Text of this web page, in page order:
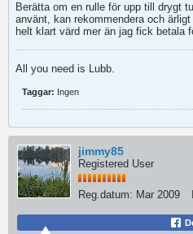
Berätta om en rulle för upp till drygt
använt, kan rekommendera och
helt klart värd mer än jag fick betala
All you need is Lubb.
Taggar: Ingen
jimmy85
Registered User
Reg.datum: Mar 2009